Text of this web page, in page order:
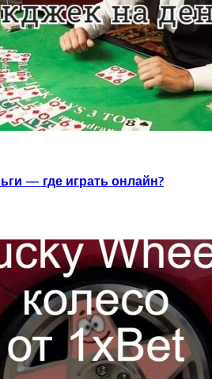
— где играть онлайн?